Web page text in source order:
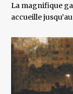
La magnifique
accueille